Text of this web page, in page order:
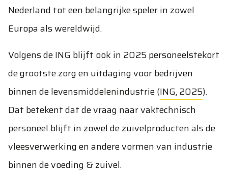
Nederland tot een belangrijke speler in zowel
Europa als wereldwijd.
Volgens de ING blijft ook in 2025 personeelstekort
de grootste zorg en uitdaging voor bedrijven
binnen de levensmiddelenindustrie (ING, 2025).
Dat betekent dat de vraag naar vaktechnisch
personeel blijft in zowel de zuivelproducten als de
vleesverwerking en andere vormen van industrie
binnen de voeding & zuivel.